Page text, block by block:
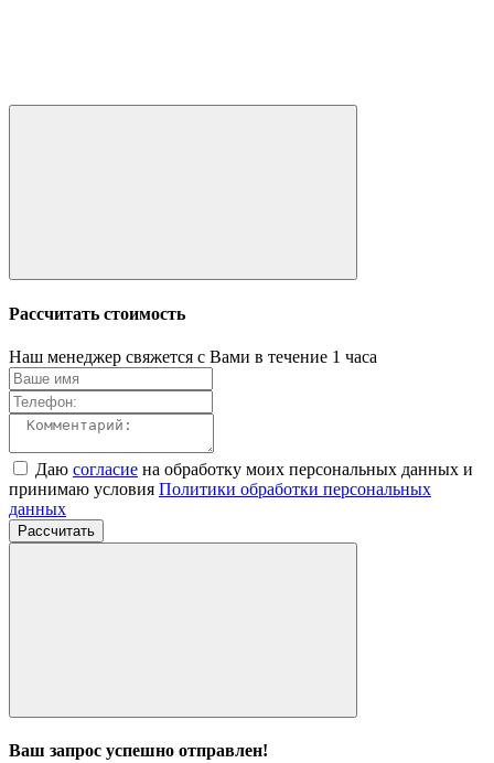
Рассчитать стоимость
Наш менеджер свяжется с Вами в течение 1 часа
Даю согласие на обработку моих персональных данных и
принимаю условия Политики обработки персональных
данных
Рассчитать
Ваш запрос успешно отправлен!